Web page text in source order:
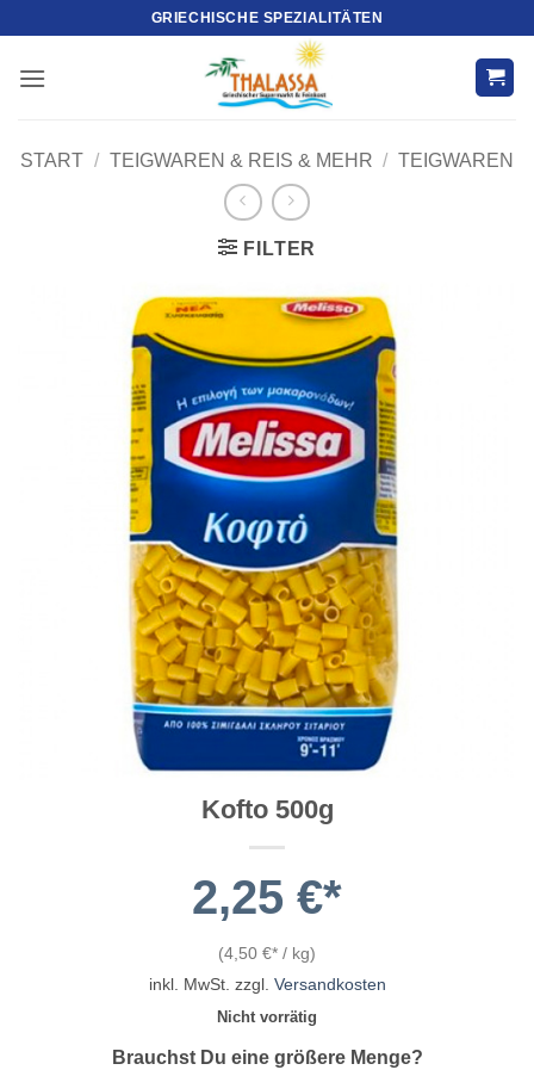
springen
GRIECHISCHE SPEZIALITÄTEN
START / TEIGWAREN & REIS & MEHR / TEIGWAREN
FILTER
Kofto 500g
2,25 €
(4,50 € / kg)
inkl. MwSt. zzgl. Versandkosten
Nicht vorrätig
Brauchst Du eine größere Menge?